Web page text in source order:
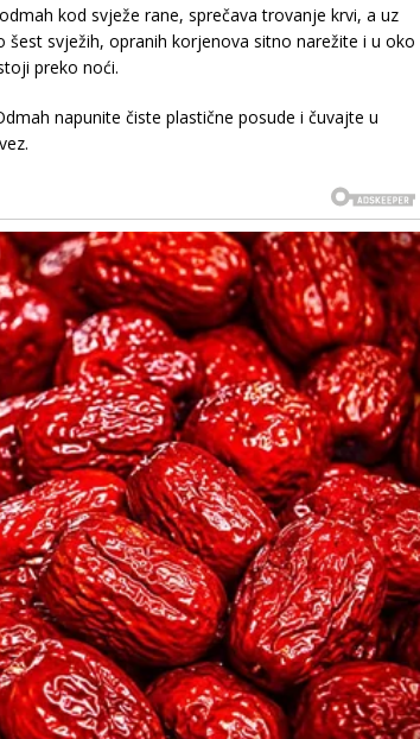
kod svježe rane, sprečava trovanje krvi, a uz
svježih, opranih korjenova sitno narežite i u oko
preko noći.
napunite čiste plastične posude i čuvajte u